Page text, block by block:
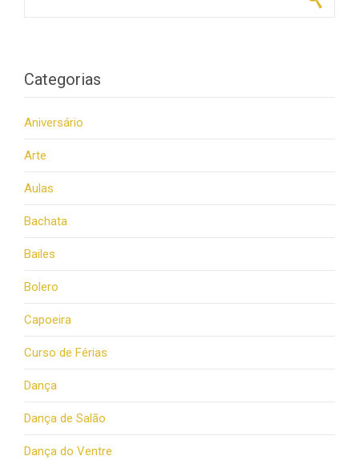
Categorias
Aniversário
Arte
Aulas
Bachata
Bailes
Bolero
Capoeira
Curso de Férias
Dança
Dança de Salão
Dança do Ventre